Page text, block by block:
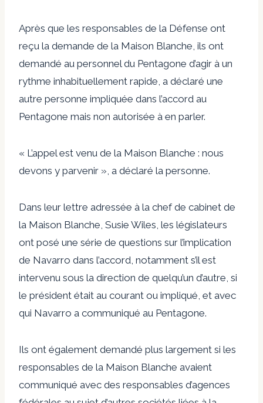
Après que les responsables de la Défense ont
reçu la demande de la Maison Blanche, ils ont
demandé au personnel du Pentagone d’agir à un
rythme inhabituellement rapide, a déclaré une
autre personne impliquée dans l’accord au
Pentagone mais non autorisée à en parler.
« L’appel est venu de la Maison Blanche : nous
devons y parvenir », a déclaré la personne.
Dans leur lettre adressée à la chef de cabinet de
la Maison Blanche, Susie Wiles, les législateurs
ont posé une série de questions sur l’implication
de Navarro dans l’accord, notamment s’il est
intervenu sous la direction de quelqu’un d’autre, si
le président était au courant ou impliqué, et avec
qui Navarro a communiqué au Pentagone.
Ils ont également demandé plus largement si les
responsables de la Maison Blanche avaient
communiqué avec des responsables d’agences